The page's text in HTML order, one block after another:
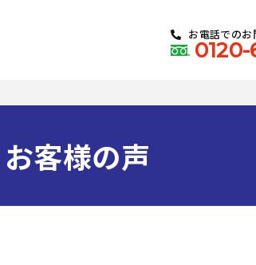
お電話でのお
お客様の声